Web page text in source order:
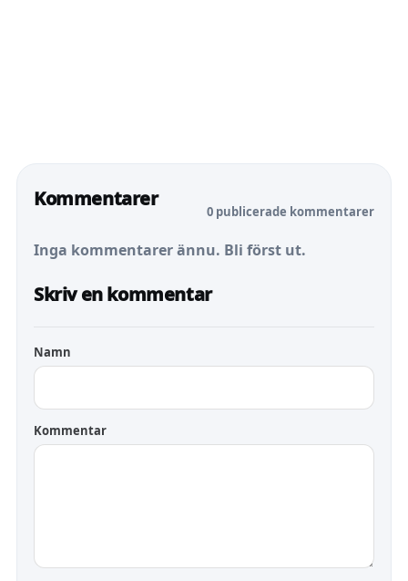
Kommentarer
0 publicerade kommentarer
Inga kommentarer ännu. Bli först ut.
Skriv en kommentar
Namn
Kommentar